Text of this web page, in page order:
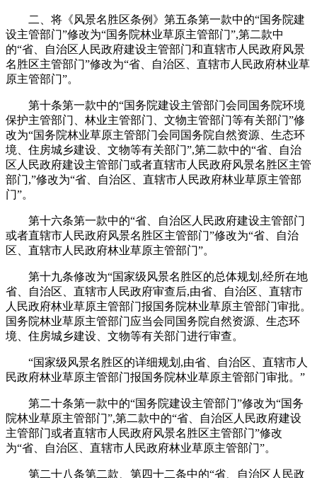
二、将《风景名胜区条例》第五条第一款中的“国务院建
设主管部门”修改为“国务院林业草原主管部门”,第二款中
的“省、自治区人民政府建设主管部门和直辖市人民政府风景
名胜区主管部门”修改为“省、自治区、直辖市人民政府林业草
原主管部门”。
第十条第一款中的“国务院建设主管部门会同国务院环境
保护主管部门、林业主管部门、文物主管部门等有关部门”修
改为“国务院林业草原主管部门会同国务院自然资源、生态环
境、住房城乡建设、文物等有关部门”,第二款中的“省、自治
区人民政府建设主管部门或者直辖市人民政府风景名胜区主管
部门,”修改为“省、自治区、直辖市人民政府林业草原主管部
门”。
第十六条第一款中的“省、自治区人民政府建设主管部门
或者直辖市人民政府风景名胜区主管部门”修改为“省、自治
区、直辖市人民政府林业草原主管部门”。
第十九条修改为“国家级风景名胜区的总体规划,经所在地
省、自治区、直辖市人民政府审查后,由省、自治区、直辖市
人民政府林业草原主管部门报国务院林业草原主管部门审批。
国务院林业草原主管部门应当会同国务院自然资源、生态环
境、住房城乡建设、文物等有关部门进行审查。
“国家级风景名胜区的详细规划,由省、自治区、直辖市人
民政府林业草原主管部门报国务院林业草原主管部门审批。”
第二十条第一款中的“国务院建设主管部门”修改为“国务
院林业草原主管部门”,第二款中的“省、自治区人民政府建设
主管部门或者直辖市人民政府风景名胜区主管部门”修改
为“省、自治区、直辖市人民政府林业草原主管部门”。
第二十八条第二款、第四十二条中的“省、自治区人民政